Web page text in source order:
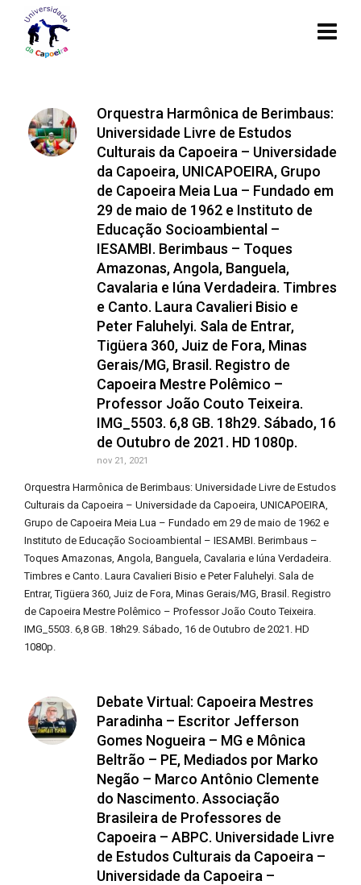
Orquestra Harmônica de Berimbaus:
Universidade Livre de Estudos
Culturais da Capoeira – Universidade
da Capoeira, UNICAPOEIRA, Grupo
de Capoeira Meia Lua – Fundado em
29 de maio de 1962 e Instituto de
Educação Socioambiental –
IESAMBI. Berimbaus – Toques
Amazonas, Angola, Banguela,
Cavalaria e Iúna Verdadeira. Timbres
e Canto. Laura Cavalieri Bisio e
Peter Faluhelyi. Sala de Entrar,
Tigüera 360, Juiz de Fora, Minas
Gerais/MG, Brasil. Registro de
Capoeira Mestre Polêmico –
Professor João Couto Teixeira.
IMG_5503. 6,8 GB. 18h29. Sábado, 16
de Outubro de 2021. HD 1080p.
nov 21, 2021
Orquestra Harmônica de Berimbaus: Universidade Livre de Estudos
Culturais da Capoeira – Universidade da Capoeira, UNICAPOEIRA,
Grupo de Capoeira Meia Lua – Fundado em 29 de maio de 1962 e
Instituto de Educação Socioambiental – IESAMBI. Berimbaus –
Toques Amazonas, Angola, Banguela, Cavalaria e Iúna Verdadeira.
Timbres e Canto. Laura Cavalieri Bisio e Peter Faluhelyi. Sala de
Entrar, Tigüera 360, Juiz de Fora, Minas Gerais/MG, Brasil. Registro
de Capoeira Mestre Polêmico – Professor João Couto Teixeira.
IMG_5503. 6,8 GB. 18h29. Sábado, 16 de Outubro de 2021. HD
1080p.
Debate Virtual: Capoeira Mestres
Paradinha – Escritor Jefferson
Gomes Nogueira – MG e Mônica
Beltrão – PE, Mediados por Marko
Negão – Marco Antônio Clemente
do Nascimento. Associação
Brasileira de Professores de
Capoeira – ABPC. Universidade Livre
de Estudos Culturais da Capoeira –
Universidade da Capoeira –